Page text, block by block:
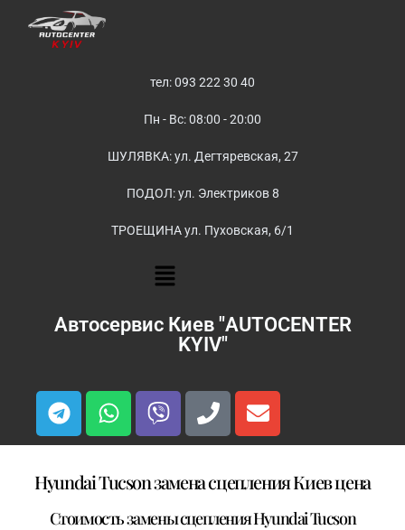
тел: 093 222 30 40
Пн - Вс: 08:00 - 20:00
ШУЛЯВКА: ул. Дегтяревская, 27
ПОДОЛ: ул. Электриков 8
ТРОЕЩИНА ул. Пуховская, 6/1
Автосервис Киев "AUTOCENTER
KYIV"
Hyundai Tucson замена сцепления Киев цена
Стоимость замены сцепления Hyundai Tucson